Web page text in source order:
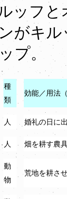
ッフ
がキ
プ。
種
類
効能／用法
人 婚礼の日に
人 畑を耕す農
動
物
荒地を耕さ